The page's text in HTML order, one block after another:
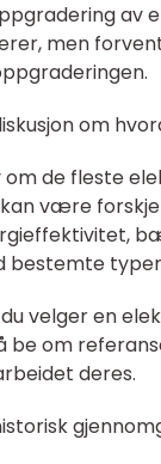
av
men
om
om de fleste
være
bestemte
velger en
be om
deres.